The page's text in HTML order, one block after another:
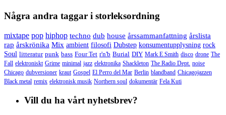
Några andra taggar i storleksordning
mixtape pop hiphop techno dub house årssammanfattning årslista
rap årskrönika Mix ambient filosofi Dubstep konsumentupplysning rock
Soul litteratur punk bass Four Tet r'n'b Burial DIY Mark E Smith disco drone The
Fall elektroniskt Grime minimal jazz elektronika Shackleton The Radio Dept. noise
Chicago dubversioner kraut Gospel El Perro del Mar Berlin blandband Chicagojazzen
Black metal remix elektronisk musik Northern soul dokumentär Fela Kuti
Vill du ha vårt nyhetsbrev?